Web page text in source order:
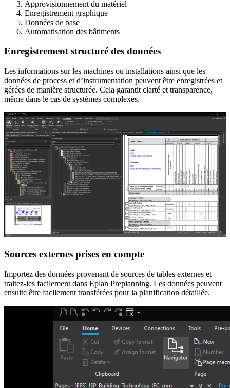
Approvisionnement du matériel
Enregistrement graphique
Données de base
Automatisation des bâtiments
Enregistrement structuré des données
Les informations sur les machines ou installations ainsi que les
données de process et d’instrumentation peuvent être enregistrées et
gérées de manière structurée. Cela garantit clarté et transparence,
même dans le cas de systèmes complexes.
Sources externes prises en compte
Importez des données provenant de sources de tables externes et
traitez-les facilement dans Eplan Preplanning. Les données peuvent
ensuite être facilement transférées pour la planification détaillée.